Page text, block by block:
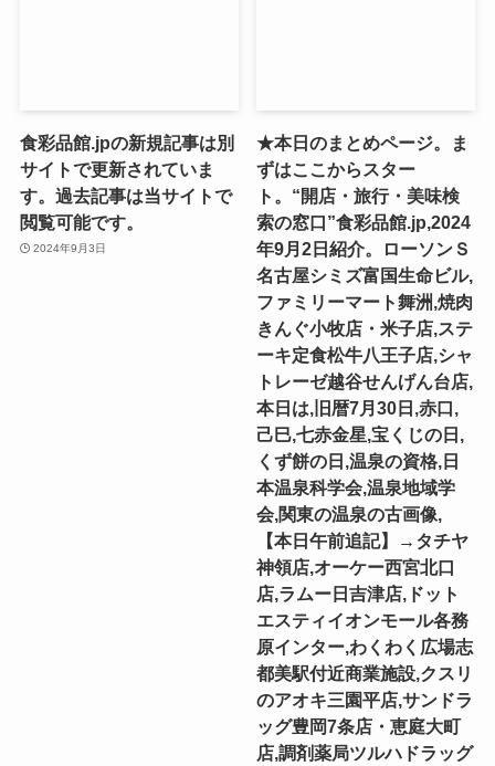
食彩品館.jpの新規記事は別
サイトで更新されていま
す。過去記事は当サイトで
閲覧可能です。
2024年9月3日
★本日のまとめページ。ま
ずはここからスター
ト。“開店・旅行・美味検
索の窓口”食彩品館.jp,2024
年9月2日紹介。ローソンＳ
名古屋シミズ富国生命ビル,
ファミリーマート舞洲,焼肉
きんぐ小牧店・米子店,ステ
ーキ定食松牛八王子店,シャ
トレーゼ越谷せんげん台店,
本日は,旧暦7月30日,赤口,
己巳,七赤金星,宝くじの日,
くず餅の日,温泉の資格,日
本温泉科学会,温泉地域学
会,関東の温泉の古画像,
【本日午前追記】→タチヤ
神領店,オーケー西宮北口
店,ラムー日吉津店,ドット
エスティイオンモール各務
原インター,わくわく広場志
都美駅付近商業施設,クスリ
のアオキ三園平店,サンドラ
ッグ豊岡7条店・恵庭大町
店,調剤薬局ツルハドラッグ